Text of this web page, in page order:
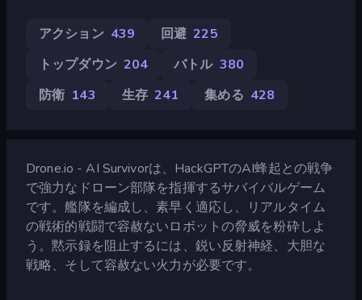
アクション 439 回避 225
トップダウン 204 バトル 380
防衛 143 生存 241 集める 428
Drone.io - AI Survivorは、HackGPTのAI蜂起との戦争
で強力なドローン部隊を指揮するサバイバルゲーム
です。艦隊を編成し、素早く適応し、リアルタイム
の戦術的戦闘で容赦ないロボットの脅威を粉砕しよ
う。黙示録を阻止するには、鋭い反射神経、大胆な
戦略、そして容赦ない火力が必要です。